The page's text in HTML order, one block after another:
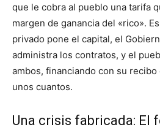
que le cobra al pueblo una tarifa
margen de ganancia del «rico».
privado pone el capital, el
administra los contratos, y el
ambos, financiando con su
unos cuantos.
Una crisis fabricada: El